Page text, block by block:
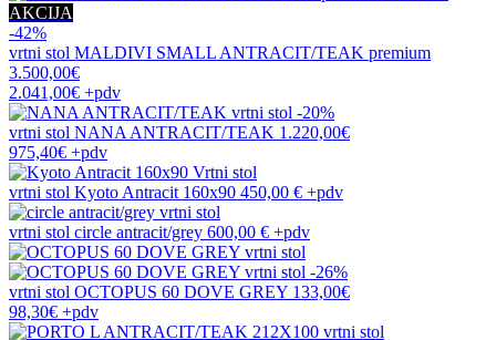
AKCIJA
-42%
vrtni stol MALDIVI SMALL ANTRACIT/TEAK premium
3.500,00€
2.041,00€ +pdv
-20%
vrtni stol NANA ANTRACIT/TEAK 1.220,00€
975,40€ +pdv
vrtni stol Kyoto Antracit 160x90 450,00 € +pdv
vrtni stol circle antracit/grey 600,00 € +pdv
-26%
vrtni stol OCTOPUS 60 DOVE GREY 133,00€
98,30€ +pdv